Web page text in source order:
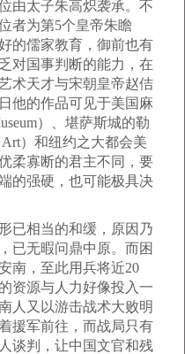
由太子朱高炽袭承。不
者为第5个皇帝朱瞻
的儒家教育，御前也有
对国事判断的能力，在
术天才与宋朝皇帝赵佶
他的作品可见于美国麻
）、堪萨斯城的勒
Art）和纽约之大都会美
柔寡断的君主不同，要
的强硬，也可能极具决
已相当的和缓，原因乃
已无暇问鼎中原。而困
南，至此用兵将近20
资源与人力好像投入一
人又以游击战术大败明
援军前往，而战局只有
谈判，让中国文官和残